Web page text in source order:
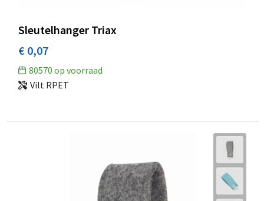
Sleutelhanger Triax
€ 0,07
80570 op voorraad
Vilt RPET